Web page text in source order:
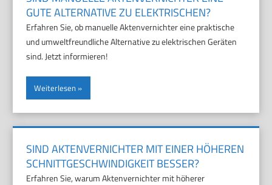
GUTE ALTERNATIVE ZU ELEKTRISCHEN?
Erfahren Sie, ob manuelle Aktenvernichter eine praktische
und umweltfreundliche Alternative zu elektrischen Geräten
sind. Jetzt informieren!
Weiterlesen
SIND AKTENVERNICHTER MIT EINER HÖHEREN
SCHNITTGESCHWINDIGKEIT BESSER?
Erfahren Sie, warum Aktenvernichter mit höherer